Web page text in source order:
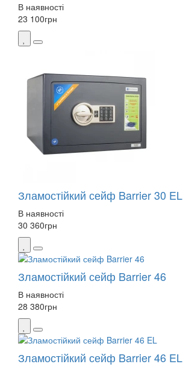
В наявності
23 100грн
Зламостійкий сейф Barrier 30 EL
В наявності
30 360грн
Зламостійкий сейф Barrier 46
В наявності
28 380грн
Зламостійкий сейф Barrier 46 EL